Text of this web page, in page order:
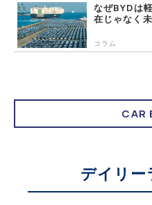
なぜBYDは
在じゃなく
コラム
CAR
デイリ